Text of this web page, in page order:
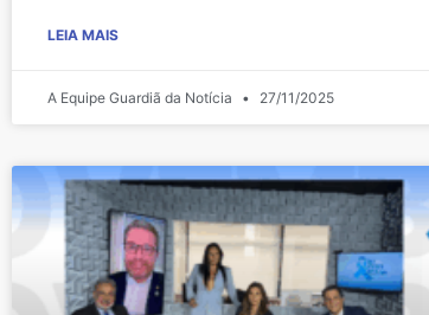
LEIA MAIS
A Equipe Guardiã da Notícia 27/11/2025